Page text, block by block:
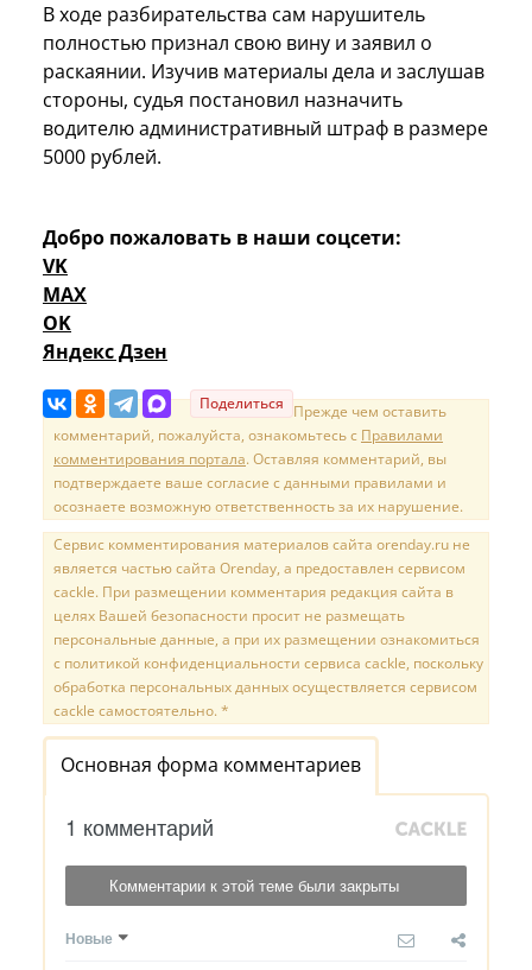
В ходе разбирательства сам нарушитель
полностью признал свою вину и заявил о
раскаянии. Изучив материалы дела и заслушав
стороны, судья постановил назначить
водителю административный штраф в размере
5000 рублей.
Добро пожаловать в наши соцсети:
VK
MAX
OK
Яндекс Дзен
Поделиться Прежде чем оставить
комментарий, пожалуйста, ознакомьтесь с Правилами
комментирования портала. Оставляя комментарий, вы
подтверждаете ваше согласие с данными правилами и
осознаете возможную ответственность за их нарушение.
Сервис комментирования материалов сайта orenday.ru не
является частью сайта Orenday, а предоставлен сервисом
cackle. При размещении комментария редакция сайта в
целях Вашей безопасности просит не размещать
персональные данные, а при их размещении ознакомиться
с политикой конфиденциальности сервиса cackle, поскольку
обработка персональных данных осуществляется сервисом
cackle самостоятельно. *
Основная форма комментариев
1 комментарий
Комментарии к этой теме были закрыты
Новые